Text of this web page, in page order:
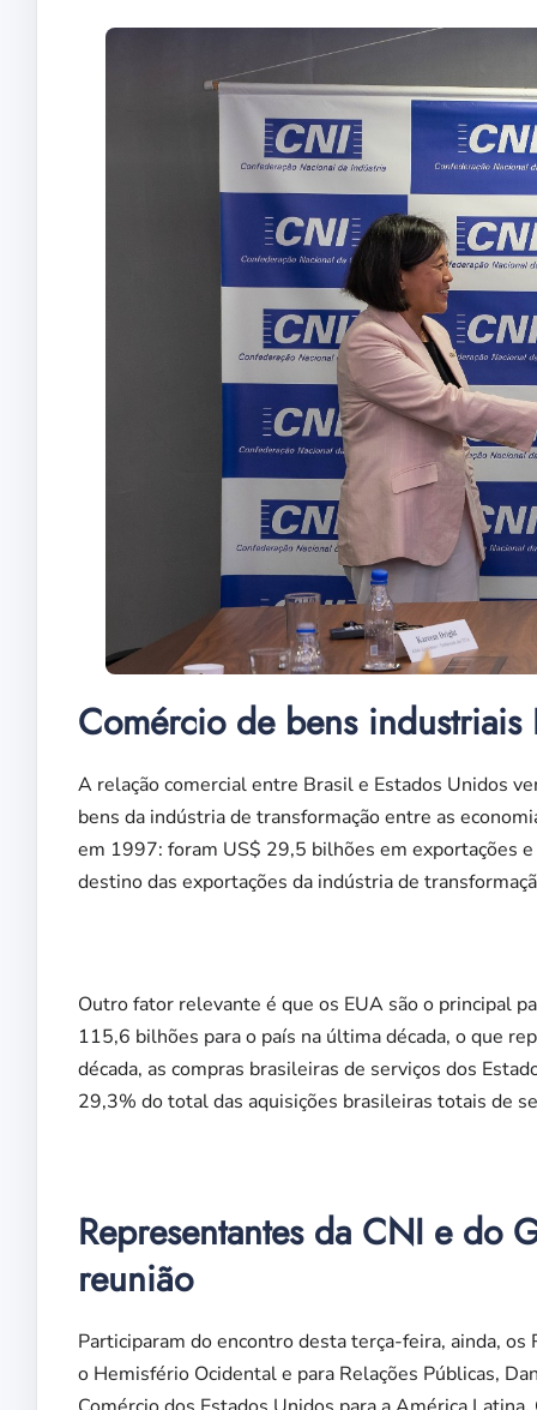
Comércio de bens
A relação comercial entre Brasil e Estados Unidos
bens da indústria de transformação entre as
em 1997: foram US$ 29,5 bilhões em exportações
destino das exportações da indústria de
Outro fator relevante é que os EUA são o principal
115,6 bilhões para o país na última década, o que
década, as compras brasileiras de serviços dos
29,3% do total das aquisições brasileiras totais de
Representantes da CNI e do
reunião
Participaram do encontro desta terça-feira, ainda,
o Hemisfério Ocidental e para Relações Públicas,